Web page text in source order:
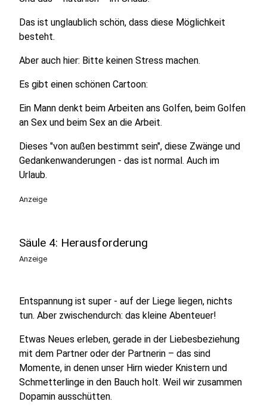
Das ist unglaublich schön, dass diese Möglichkeit
besteht.
Aber auch hier: Bitte keinen Stress machen.
Es gibt einen schönen Cartoon:
Ein Mann denkt beim Arbeiten ans Golfen, beim Golfen
an Sex und beim Sex an die Arbeit.
Dieses "von außen bestimmt sein", diese Zwänge und
Gedankenwanderungen - das ist normal. Auch im
Urlaub.
Anzeige
Säule 4: Herausforderung
Anzeige
Entspannung ist super - auf der Liege liegen, nichts
tun. Aber zwischendurch: das kleine Abenteuer!
Etwas Neues erleben, gerade in der Liebesbeziehung
mit dem Partner oder der Partnerin – das sind
Momente, in denen unser Hirn wieder Knistern und
Schmetterlinge in den Bauch holt. Weil wir zusammen
Dopamin ausschütten.